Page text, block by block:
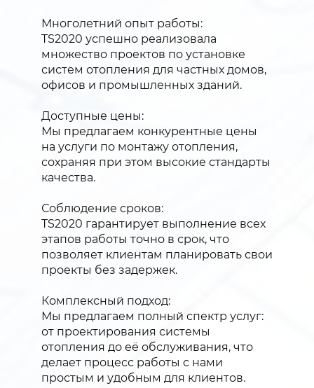
Многолетний опыт работы:
TS2020 успешно реализовала
множество проектов по установке
систем отопления для частных домов,
офисов и промышленных зданий.
Доступные цены:
Мы предлагаем конкурентные цены
на услуги по монтажу отопления,
сохраняя при этом высокие стандарты
качества.
Соблюдение сроков:
TS2020 гарантирует выполнение всех
этапов работы точно в срок, что
позволяет клиентам планировать свои
проекты без задержек.
Комплексный подход:
Мы предлагаем полный спектр услуг:
от проектирования системы
отопления до её обслуживания, что
делает процесс работы с нами
простым и удобным для клиентов.